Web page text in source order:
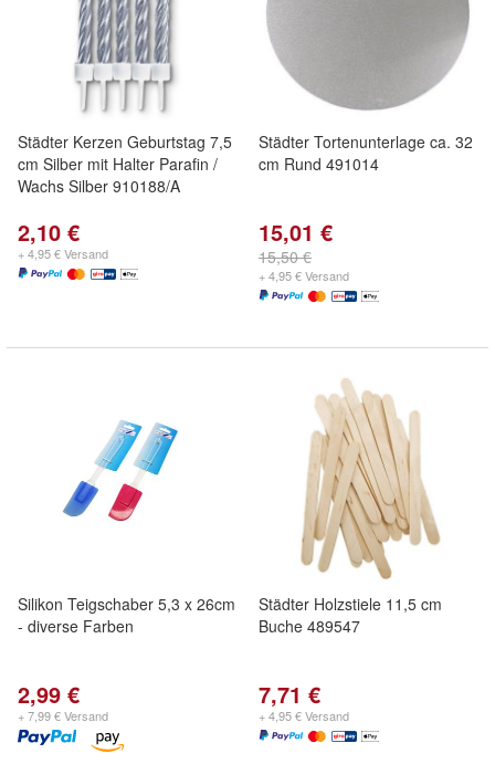
Städter Kerzen Geburtstag 7,5
cm Silber mit Halter Parafin /
Wachs Silber 910188/A
2,10 €
+ 4,95 € Versand
Städter Tortenunterlage ca. 32
cm Rund 491014
15,01 €
15,50 €
+ 4,95 € Versand
Silikon Teigschaber 5,3 x 26cm
- diverse Farben
2,99 €
+ 7,99 € Versand
Städter Holzstiele 11,5 cm
Buche 489547
7,71 €
+ 4,95 € Versand